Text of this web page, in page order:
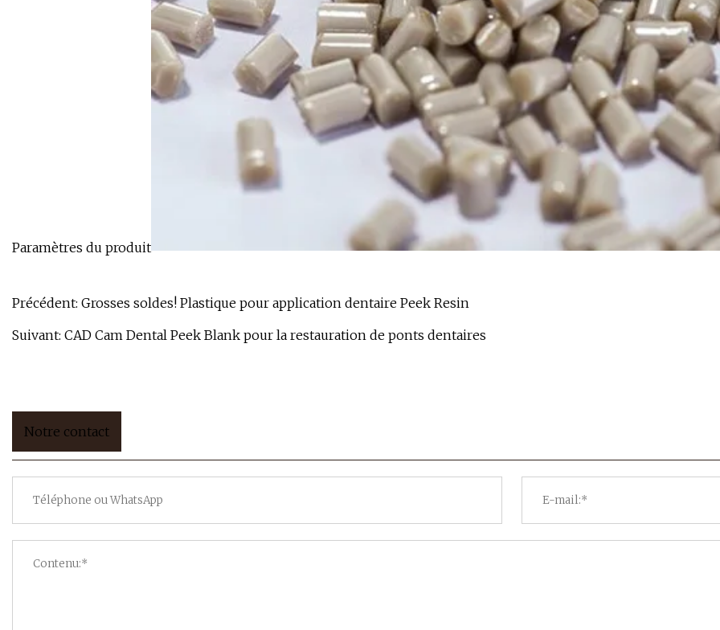
Paramètres du produit
Précédent: Grosses soldes! Plastique pour application dentaire Peek Resin
Suivant: CAD Cam Dental Peek Blank pour la restauration de ponts dentaires
Notre contact